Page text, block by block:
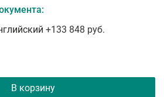
+133 848 руб.
В корзину